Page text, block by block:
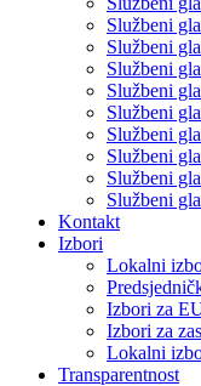
Službeni
Službeni
Službeni
Službeni
Službeni
Službeni
Službeni
Službeni
Službeni
Kontakt
Izbori
Lokalni
Izbori za
Izbori za
Lokalni
Transparentnost